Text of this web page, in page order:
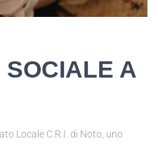
A
Locale C.R.I. di Noto, uno